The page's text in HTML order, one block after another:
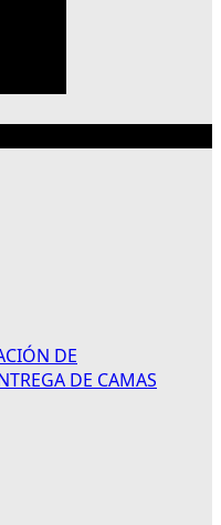
DE
DE CAMAS